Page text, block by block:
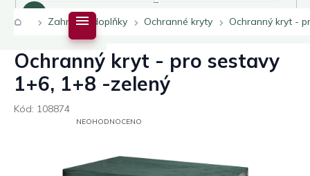
DomůZahradní doplňky Ochranné kryty Ochranný kryt -
Ochranný kryt - pro sestavy
1+6, 1+8 -zelený
Kód: 108874
PRŮMĚRNÉNEOHODNOCENO